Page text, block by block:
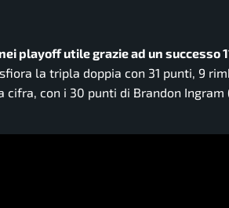
playoff utile grazie ad un successo
la tripla doppia con 31 punti, 9
con i 30 punti di Brandon Ingram